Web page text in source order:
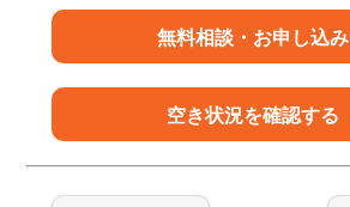
無料相談・お申し込み
空き状況を確認する